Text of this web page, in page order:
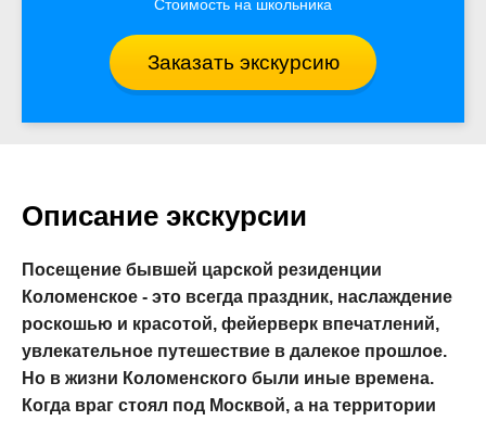
Стоимость на школьника
Заказать экскурсию
Описание экскурсии
Посещение бывшей царской резиденции
Коломенское - это всегда праздник, наслаждение
роскошью и красотой, фейерверк впечатлений,
увлекательное путешествие в далекое прошлое.
Но в жизни Коломенского были иные времена.
Когда враг стоял под Москвой, а на территории